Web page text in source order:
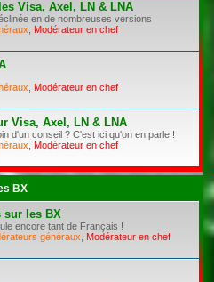
Visa, Axel, LN & LNA
en de nombreuses versions
Modérateur en chef
Modérateur en chef
Visa, Axel, LN & LNA
d'un conseil ? C'est ici qu'on en parle !
Modérateur en chef
BX
sur les BX
encore tant de Français !
généraux
Modérateur en chef